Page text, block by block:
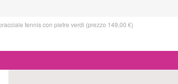
tennis con pietre verdi (prezzo 149,00 €)